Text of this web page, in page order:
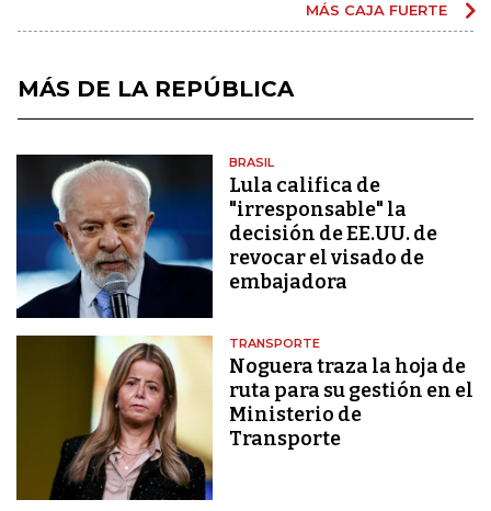
MÁS CAJA FUERTE
MÁS DE LA REPÚBLICA
BRASIL
Lula califica de
"irresponsable" la
decisión de EE.UU. de
revocar el visado de
embajadora
TRANSPORTE
Noguera traza la hoja de
ruta para su gestión en el
Ministerio de
Transporte